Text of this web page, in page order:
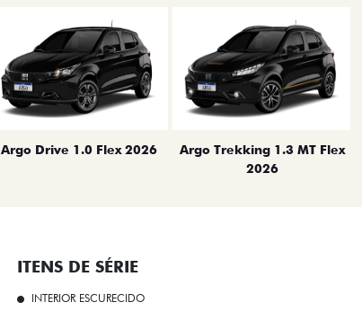
Argo Drive 1.0 Flex 2026
Argo Trekking 1.3 MT Flex
2026
ITENS DE SÉRIE
INTERIOR ESCURECIDO